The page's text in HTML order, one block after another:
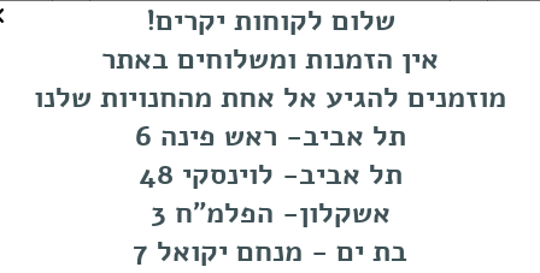
משקה חלב סויה 24罐 豆浆饮料瓶
שלום לקוחות יקרים!
אין הזמנות ומשלוחים באתר
מוזמנים להגיע אל אחת מהחנויות שלנו
תל אביב- ראש פינה 6
תל אביב- לוינסקי 48
אשקלון- הפלמ"ח 3
בת ים - מנחם יקואל 7